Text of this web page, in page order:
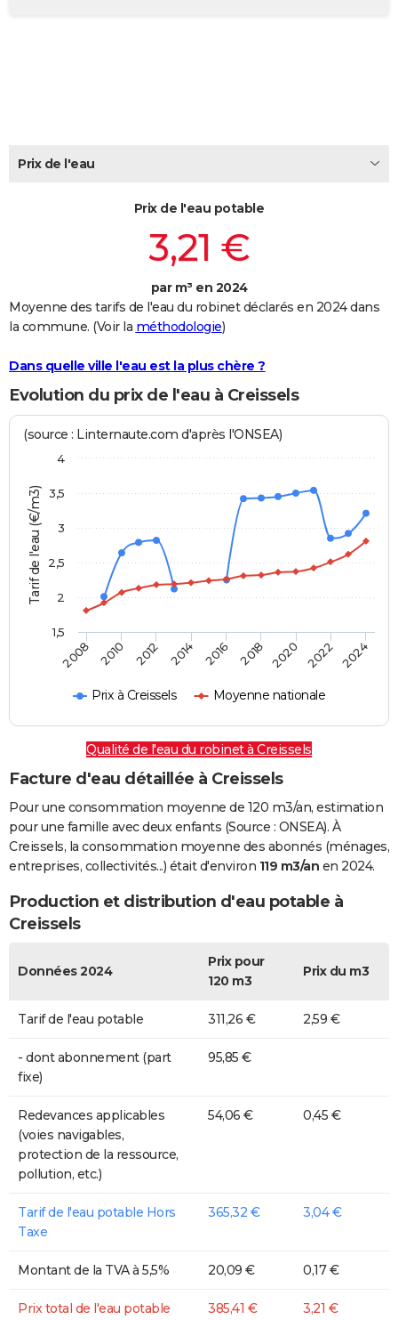
Carte de Noël
Carte Bonne année
Carte Saint-Valentin
Carte Pâques
Carte d'anniversaire
DICTIONNAIRE
FORUM
Prix de l'eau
Prix de l'eau potable
3,21 €
par m³ en 2024
Moyenne des tarifs de l'eau du robinet déclarés en 2024 dans
la commune. (Voir la méthodologie)
Dans quelle ville l'eau est la plus chère ?
Evolution du prix de l'eau à Creissels
Tarif de l'eau (€/m3)
(source : Linternaute.com d'après l'ONSEA)
Prix à Creissels Moyenne nationale
2008 2010 2012 2014 2016 2018 2020 2022 2024
1,5
2
2,5
3
3,5
4
Qualité de l'eau du robinet à Creissels
Facture d'eau détaillée à Creissels
Pour une consommation moyenne de 120 m3/an, estimation
pour une famille avec deux enfants (Source : ONSEA). À
Creissels, la consommation moyenne des abonnés (ménages,
entreprises, collectivités...) était d'environ 119 m3/an en 2024.
Production et distribution d'eau potable à
Creissels
Données 2024
Prix pour
120 m3
Prix du m3
Tarif de l'eau potable 311,26 € 2,59 €
- dont abonnement (part
fixe)
95,85 €
Redevances applicables
(voies navigables,
protection de la ressource,
pollution, etc.)
54,06 € 0,45 €
Tarif de l'eau potable Hors
Taxe
365,32 € 3,04 €
Montant de la TVA à 5,5% 20,09 € 0,17 €
Prix total de l'eau potable 385,41 € 3,21 €